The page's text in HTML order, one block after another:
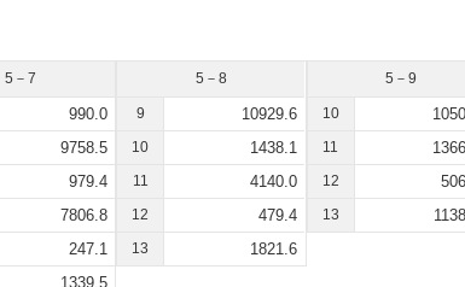
5－7
990.0
9758.5
979.4
7806.8
247.1
1339.5
5－8
9 10929.6
10 1438.1
11 4140.0
12 479.4
13 1821.6
5－9
10
11
12
13